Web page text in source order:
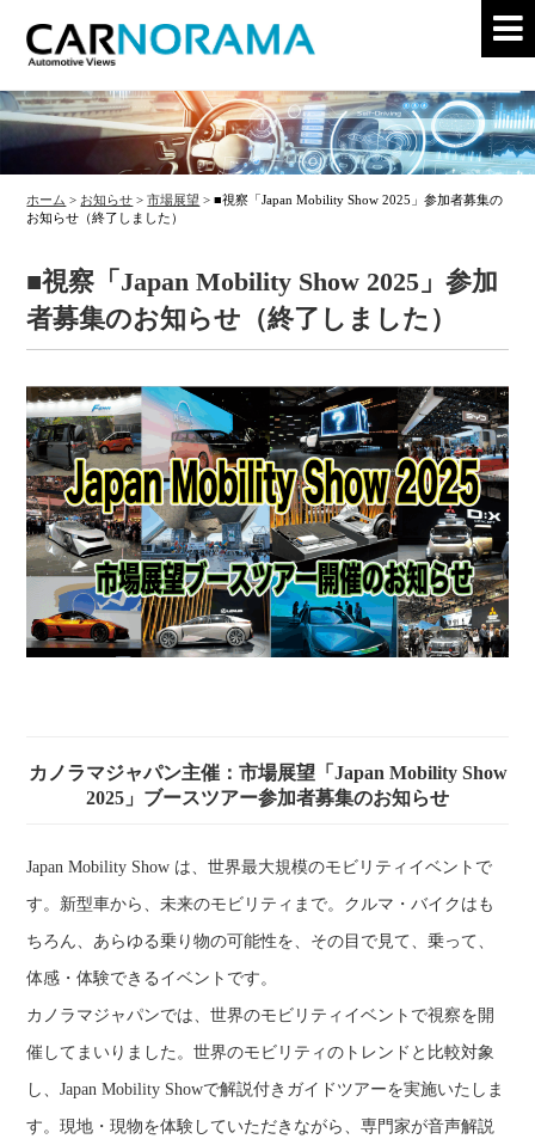
ホーム > お知らせ >市場展望 >■視察「Japan Mobility Show 2025」参加者募集の
お知らせ（終了しました）
■視察「Japan Mobility Show 2025」参加
者募集のお知らせ（終了しました）
カノラマジャパン主催：市場展望「Japan Mobility Show
2025」ブースツアー参加者募集のお知らせ
Japan Mobility Show は、世界最大規模のモビリティイベントで
す。新型車から、未来のモビリティまで。クルマ・バイクはも
ちろん、あらゆる乗り物の可能性を、その目で見て、乗って、
体感・体験できるイベントです。
カノラマジャパンでは、世界のモビリティイベントで視察を開
催してまいりました。世界のモビリティのトレンドと比較対象
し、Japan Mobility Showで解説付きガイドツアーを実施いたしま
す。現地・現物を体験していただきながら、専門家が音声解説